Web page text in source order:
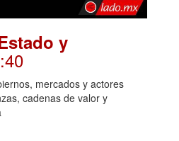
y
mercados y actores
cadenas de valor y